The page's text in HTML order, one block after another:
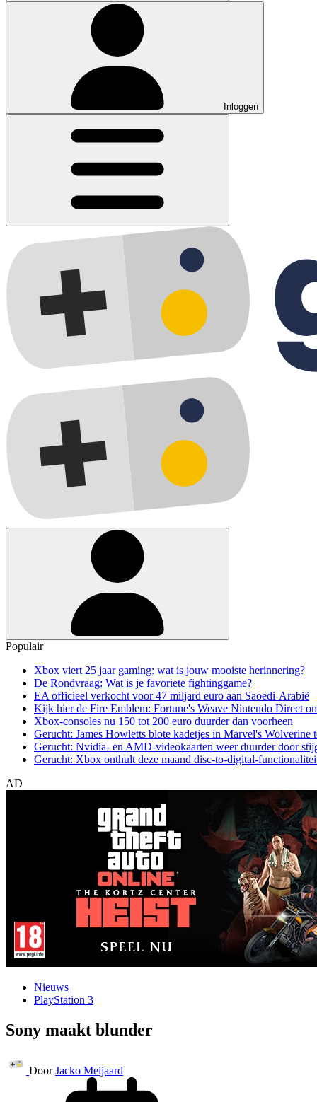
Inloggen
Populair
Xbox viert 25 jaar gaming: wat is jouw mooiste herinnering?
De Rondvraag: Wat is je favoriete fightinggame?
EA officieel verkocht voor 47 miljard euro aan Saoedi-Arabië
Kijk hier de Fire Emblem: Fortune's Weave Nintendo Direct
Xbox-consoles nu 150 tot 200 euro duurder dan voorheen
Gerucht: James Howletts blote kadetjes in Marvel's Wolverine
Gerucht: Nvidia- en AMD-videokaarten weer duurder door
Gerucht: Xbox onthult deze maand disc-to-digital-
AD
Nieuws
PlayStation 3
Sony maakt blunder
Door Jacko Meijaard